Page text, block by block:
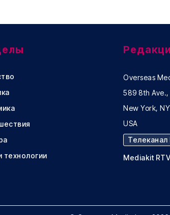
технологии
Overseas
589 8th
New York,
USA
Телеканал
Mediakit